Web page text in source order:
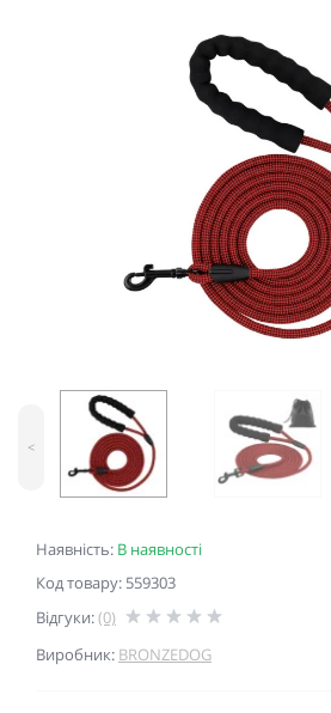
Наявність: В наявності
Код товару: 559303
Відгуки:(0)
Виробник: BRONZEDOG
<